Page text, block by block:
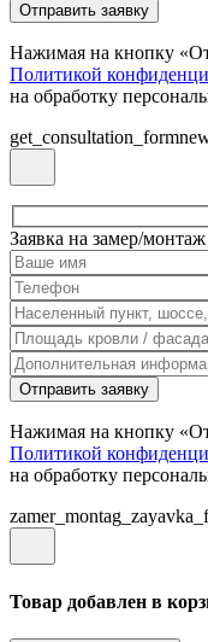
Нажимая на кнопку
Политикой
на обработку
Заявка на замер/монтаж
Нажимая на кнопку
Политикой
на обработку
Товар добавлен в